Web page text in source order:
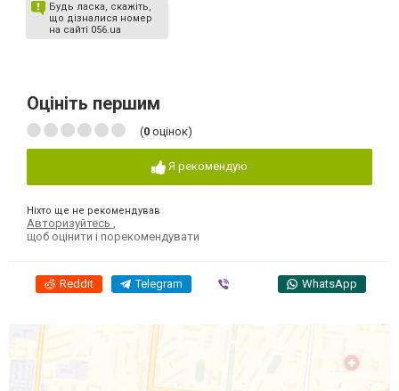
Будь ласка, скажіть,
що дізналися номер
на сайті 056.ua
Оцініть першим
(0 оцінок)
Я рекомендую
Ніхто ще не рекомендував
Авторизуйтесь
щоб оцінити і порекомендувати
Reddit Telegram WhatsApp